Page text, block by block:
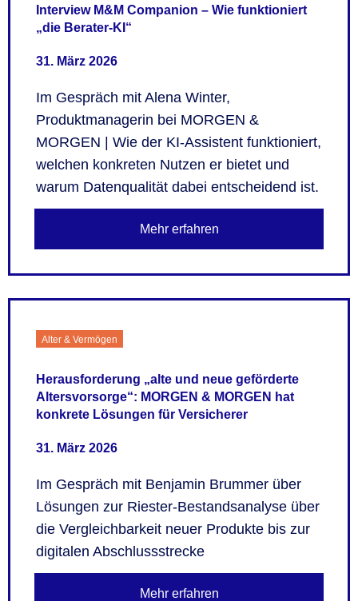
Interview M&M Companion – Wie funktioniert
„die Berater-KI“
31. März 2026
Im Gespräch mit Alena Winter,
Produktmanagerin bei MORGEN &
MORGEN | Wie der KI-Assistent funktioniert,
welchen konkreten Nutzen er bietet und
warum Datenqualität dabei entscheidend ist.
Mehr erfahren
Alter & Vermögen
Herausforderung „alte und neue geförderte
Altersvorsorge“: MORGEN & MORGEN hat
konkrete Lösungen für Versicherer
31. März 2026
Im Gespräch mit Benjamin Brummer über
Lösungen zur Riester-Bestandsanalyse über
die Vergleichbarkeit neuer Produkte bis zur
digitalen Abschlussstrecke
Mehr erfahren